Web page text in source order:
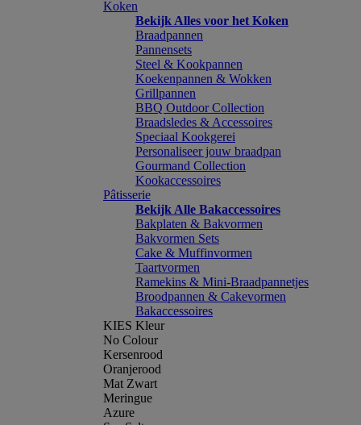
Koken
Bekijk Alles voor het Koken
Braadpannen
Pannensets
Steel & Kookpannen
Koekenpannen & Wokken
Grillpannen
BBQ Outdoor Collection
Braadsledes & Accessoires
Speciaal Kookgerei
Personaliseer jouw braadpan
Gourmand Collection
Kookaccessoires
Pâtisserie
Bekijk Alle Bakaccessoires
Bakplaten & Bakvormen
Bakvormen Sets
Cake & Muffinvormen
Taartvormen
Ramekins & Mini-Braadpannetjes
Broodpannen & Cakevormen
Bakaccessoires
KIES Kleur
No Colour
Kersenrood
Oranjerood
Mat Zwart
Meringue
Azure